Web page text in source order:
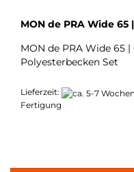
MON de PRA Wide 65
MON de PRA Wide 65 |
Polyesterbecken Set
Lieferzeit:
Fertigung